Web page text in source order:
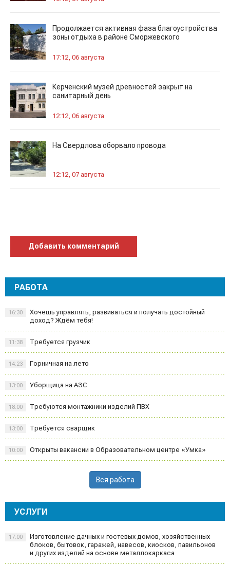
Продолжается активная фаза благоустройства
зоны отдыха в районе Сморжевского
17:12, 06 августа
Керченский музей древностей закрыт на
санитарный день
12:12, 06 августа
На Свердлова оборвало провода
12:12, 07 августа
Добавить комментарий
РАБОТА
Хочешь управлять, развиваться и получать достойный
доход? Ждём тебя!
16:30
Требуется грузчик
11:38
Горничная на лето
14:23
Уборщица на АЗС
13:00
Требуются монтажники изделий ПВХ
18:00
Требуется сварщик
13:00
Открыты вакансии в Образовательном центре «Умка»
10:00
Вся работа
УСЛУГИ
Изготовление дачных и гостевых домов, хозяйственных
блоков, бытовок, гаражей, навесов, киосков, павильонов
и других изделий на основе металлокаркаса
17:00